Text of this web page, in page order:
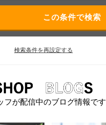
検索条件を再設定する
フが配信中のブログ情報です